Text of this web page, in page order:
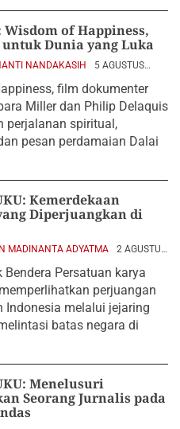
Wisdom of Happiness,
Dunia yang Luka
NANDAKASIH
5 AGUSTUS
film dokumenter
Miller dan Philip Delaquis
perjalanan spiritual,
pesan perdamaian Dalai
Kemerdekaan
Diperjuangkan di
MADINANTA ADYATMA
2 AGUSTUS
Bendera Persatuan karya
perjuangan
Indonesia melalui jejaring
batas negara di
Menelusuri
Seorang Jurnalis pada